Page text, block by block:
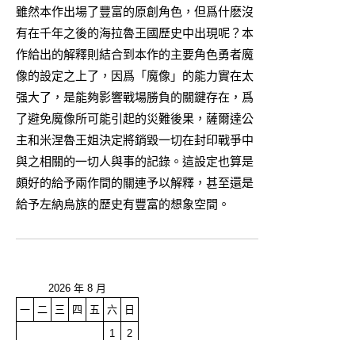
雖然本作出場了豐富的原創角色，但爲什麽沒
有在千年之後的海拉魯王國歷史中出現呢？本
作給出的解釋則結合到本作的主要角色勇者魔
像的設定之上了，因爲「魔像」的能力實在太
强大了，是能夠影響戰場勝負的關鍵存在，爲
了避免魔像所可能引起的災難後果，薩爾達公
主和米涅魯王姐決定將銷毀一切在封印戰爭中
與之相關的一切人與事的記錄。這設定也算是
頗好的給予兩作間的關連予以解釋，甚至還是
給予左納烏族的歷史有豐富的想象空間。
2026 年 8 月
一
二 三 四 五 六
日
1
2